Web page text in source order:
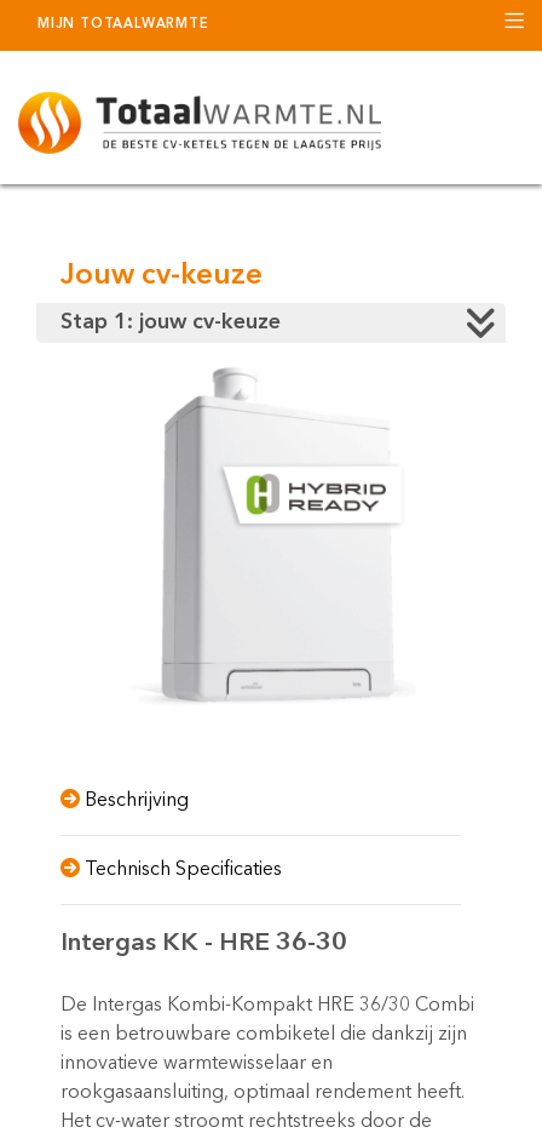
MIJN TOTAALWARMTE
Jouw cv-keuze
Stap 1: jouw cv-keuze
Beschrijving
Technisch Specificaties
Intergas KK - HRE 36-30
De Intergas Kombi-Kompakt HRE 36/30 Combi
is een betrouwbare combiketel die dankzij zijn
innovatieve warmtewisselaar en
rookgasaansluiting, optimaal rendement heeft.
Het cv-water stroomt rechtstreeks door de